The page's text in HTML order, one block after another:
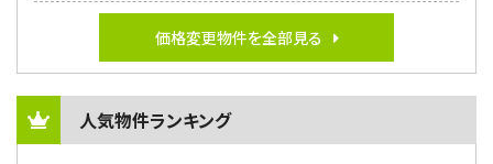
価格変更物件を全部見る
人気物件ランキング